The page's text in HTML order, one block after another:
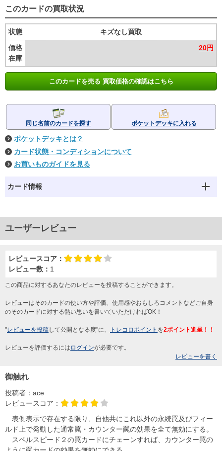
このカードの買取状況
状態
価格
在庫
キズなし買取
20円
このカードを売る 買取価格の確認はこちら
同じ名前のカードを探す ポケットデッキに入れる
ポケットデッキとは？
カード状態・コンディションについて
お買いものガイドを見る
カード情報
ユーザーレビュー
レビュースコア：
レビュー数： 1
この商品に対するあなたのレビューを投稿することができます。
レビューはそのカードの使い方や評価、使用感やおもしろコメントなどご自身
のそのカードに対する熱い思いを書いていただければOK！
"レビューを投稿して公開となる度"に、 トレコロポイント を2ポイント進呈！！
レビューを評価するには ログインが必要です。
レビューを書く
御触れ
投稿者： ace
レビュースコア：
表側表示で存在する限り、自他共にこれ以外の永続罠及びフィー
ルド上で発動した通常罠・カウンター罠の効果を全て無効にする。
スペルスピード２の罠カードにチェーンすれば、カウンター罠の